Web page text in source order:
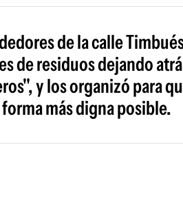
de la calle
de residuos dejando
y los organizó para
más digna posible.